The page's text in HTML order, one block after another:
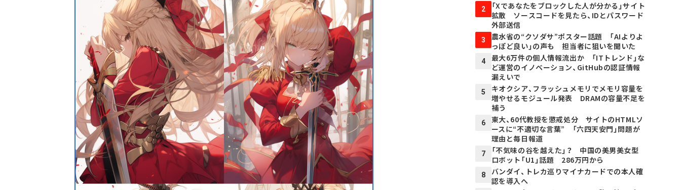
2
「Xであなたをブロックした人が分かる」サイト
拡散 ソースコードを見たら、IDとパスワード
外部送信
3
農水省の“クソダサ”ポスター話題 「AIよりよ
っぽど良い」の声も 担当者に狙いを聞いた
4
最大6万件の個人情報流出か 「ITトレンド」な
ど運営のイノベーション、GitHubの認証情報
漏えいで
5
キオクシア、フラッシュメモリでメモリ容量を
増やせるモジュール発表 DRAMの容量不足を
補う
6
東大、60代教授を懲戒処分 サイトのHTMLソ
ースに“不適切な言葉” 「六四天安門」問題が
理由と毎日報道
7
「不気味の谷を越えた」？ 中国の美男美女型
ロボット「U1」話題 286万円から
8
バンダイ、トレカ巡りマイナカードでの本人確
認を導入へ